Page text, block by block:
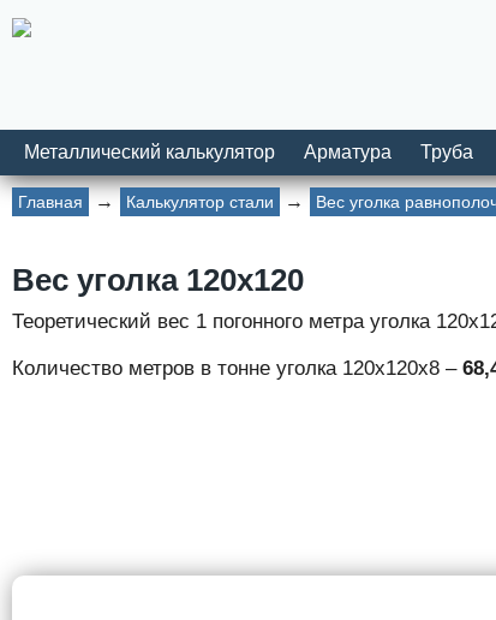
Металлический калькулятор Арматура Труба
Главная Калькулятор стали Вес уголка
Вес уголка 120х120
Теоретический вес 1 погонного метра уголка
Количество метров в тонне уголка 120х120х8 –